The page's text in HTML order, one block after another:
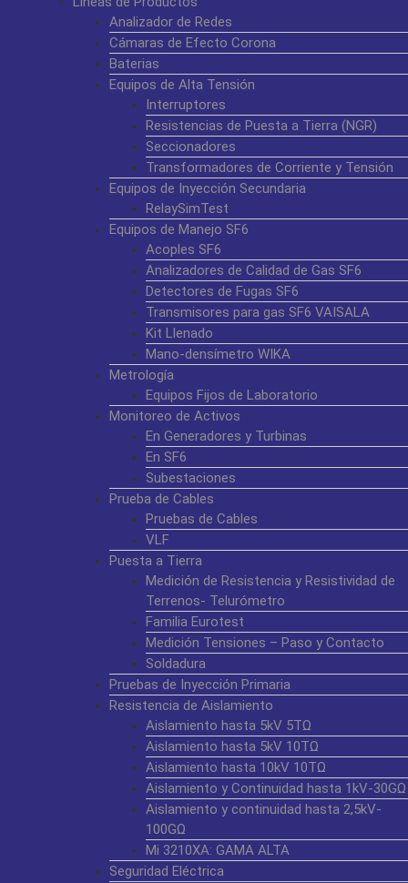
Analizador de Redes
Cámaras de Efecto Corona
Baterias
Equipos de Alta Tensión
Interruptores
Resistencias de Puesta a Tierra (NGR)
Seccionadores
Transformadores de Corriente y Tensión
Equipos de Inyección Secundaria
RelaySimTest
Equipos de Manejo SF6
Acoples SF6
Analizadores de Calidad de Gas SF6
Detectores de Fugas SF6
Transmisores para gas SF6 VAISALA
Kit Llenado
Mano-densímetro WIKA
Metrología
Equipos Fijos de Laboratorio
Monitoreo de Activos
En Generadores y Turbinas
En SF6
Subestaciones
Prueba de Cables
Pruebas de Cables
VLF
Puesta a Tierra
Medición de Resistencia y Resistividad de
Terrenos- Telurómetro
Familia Eurotest
Medición Tensiones – Paso y Contacto
Soldadura
Pruebas de Inyección Primaria
Resistencia de Aislamiento
Aislamiento hasta 5kV 5TΩ
Aislamiento hasta 5kV 10TΩ
Aislamiento hasta 10kV 10TΩ
Aislamiento y Continuidad hasta 1kV-30GΩ
Aislamiento y continuidad hasta 2,5kV-
100GΩ
Mi 3210XA: GAMA ALTA
Seguridad Eléctrica